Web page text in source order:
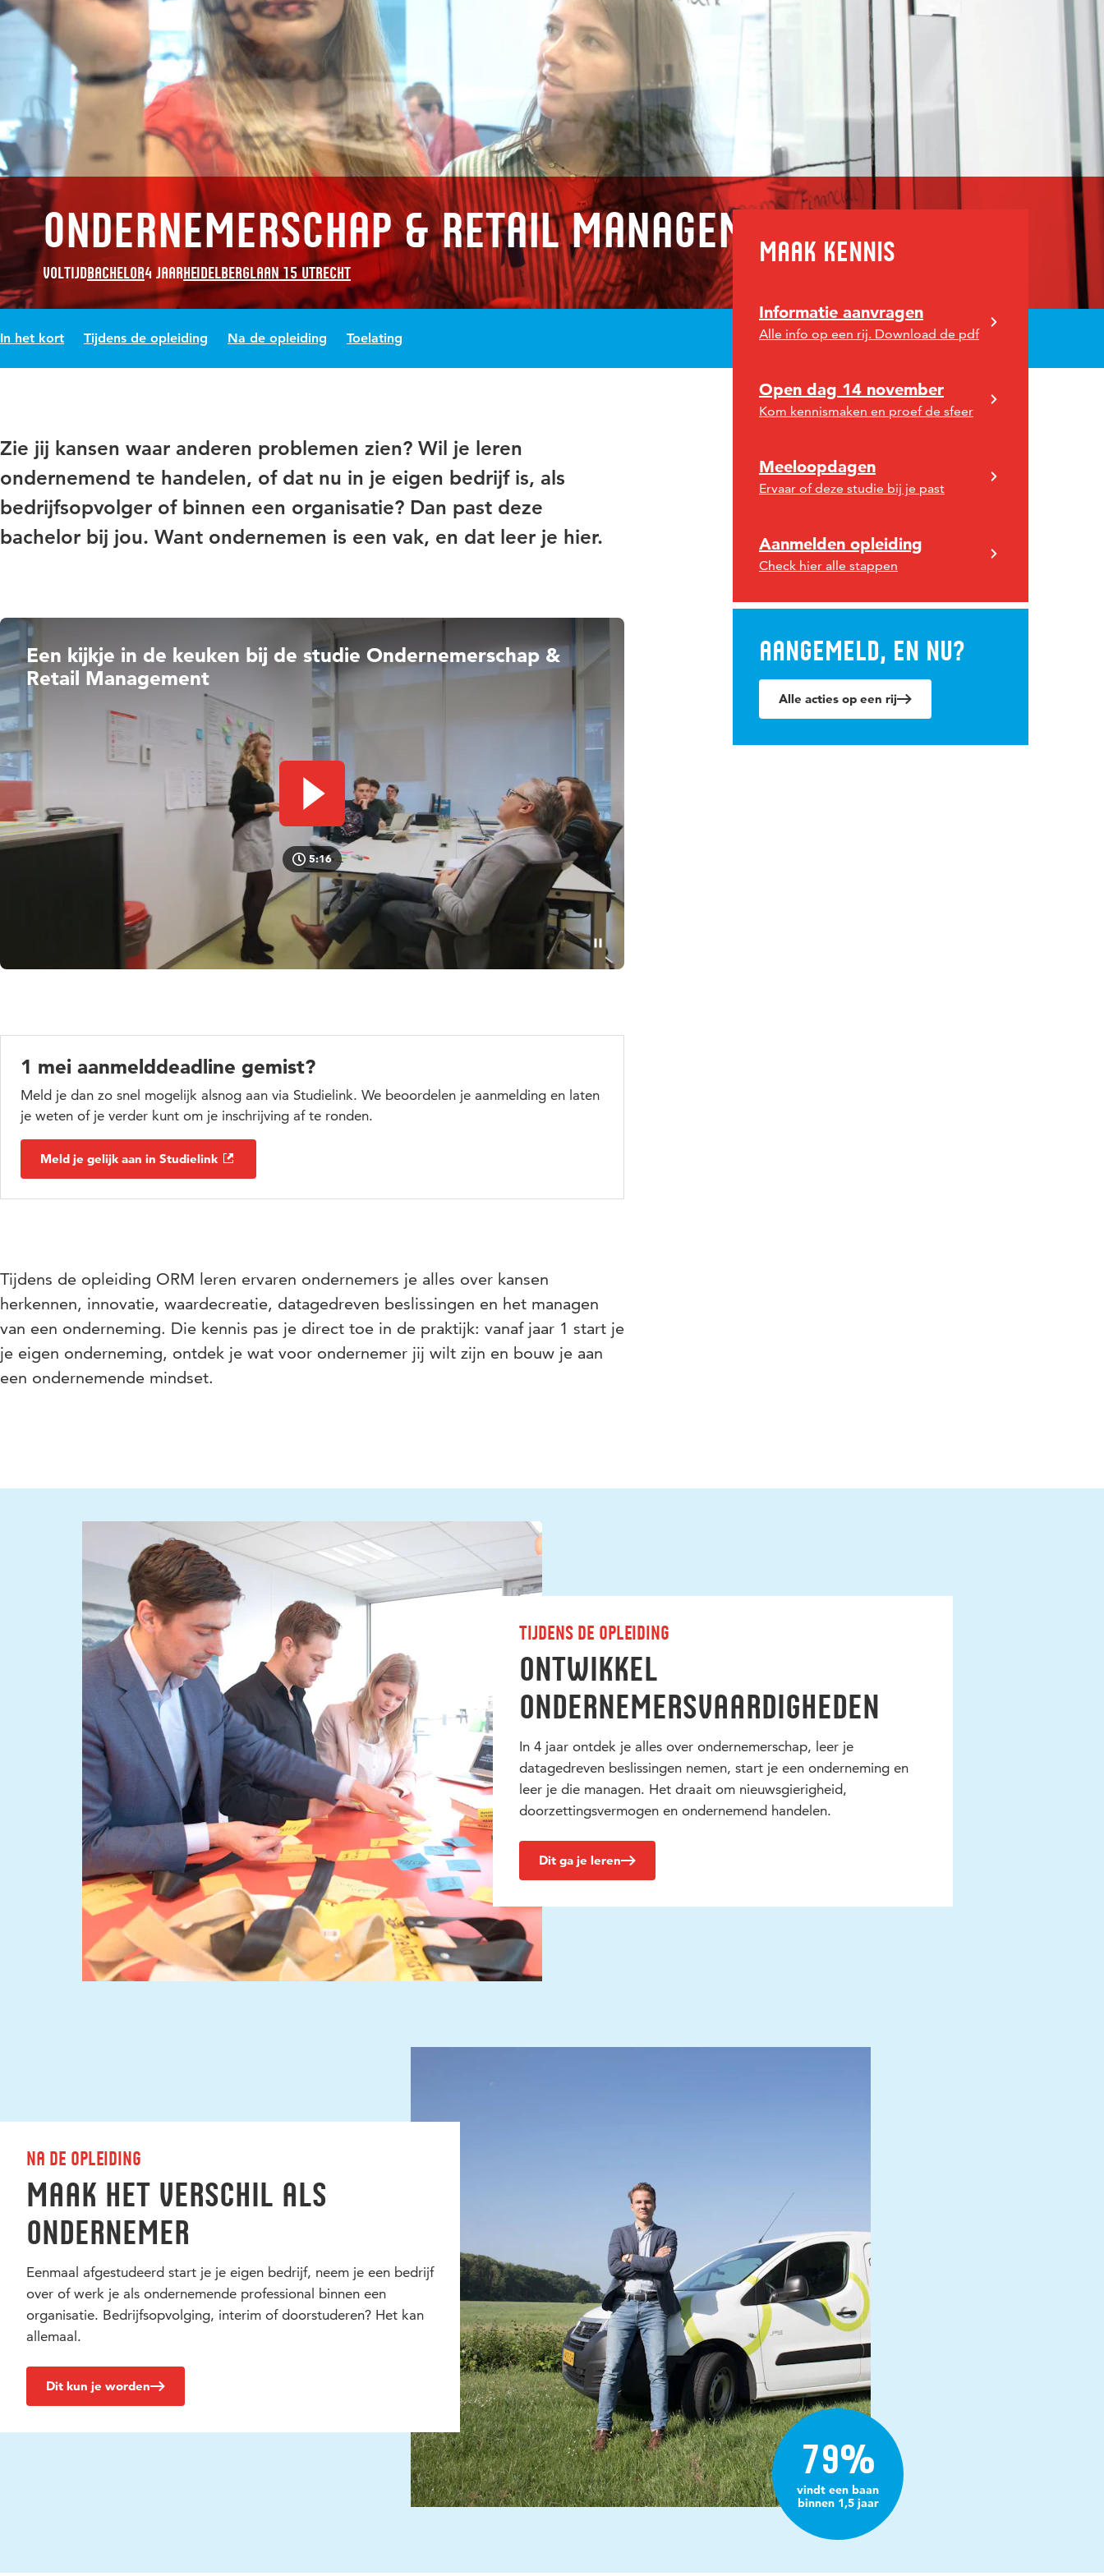
Ondernemerschap & Retail Management
VoltijdBachelor4 jaarHeidelberglaan 15 Utrecht
Maak kennis
Informatie aanvragen
Alle info op een rij. Download de pdf
Open dag 14 november
Kom kennismaken en proef de sfeer
Meeloopdagen
Ervaar of deze studie bij je past
Aanmelden opleiding
Check hier alle stappen
Aangemeld, en nu?
Alle acties op een rij
In het kort Tijdens de opleiding Na de opleiding Toelating
Zie jij kansen waar anderen problemen zien? Wil je leren
ondernemend te handelen, of dat nu in je eigen bedrijf is, als
bedrijfsopvolger of binnen een organisatie? Dan past deze
bachelor bij jou. Want ondernemen is een vak, en dat leer je hier.
Een kijkje in de keuken bij de studie Ondernemerschap &
Retail Management
Video afspelen
5:16
Pauzeren
1 mei aanmelddeadline gemist?
Meld je dan zo snel mogelijk alsnog aan via Studielink. We beoordelen je aanmelding en laten
je weten of je verder kunt om je inschrijving af te ronden.
Meld je gelijk aan in Studielink
Tijdens de opleiding ORM leren ervaren ondernemers je alles over kansen
herkennen, innovatie, waardecreatie, datagedreven beslissingen en het managen
van een onderneming. Die kennis pas je direct toe in de praktijk: vanaf jaar 1 start je
je eigen onderneming, ontdek je wat voor ondernemer jij wilt zijn en bouw je aan
een ondernemende mindset.
Tijdens de opleiding
Ontwikkel
ondernemersvaardigheden
In 4 jaar ontdek je alles over ondernemerschap, leer je
datagedreven beslissingen nemen, start je een onderneming en
leer je die managen. Het draait om nieuwsgierigheid,
doorzettingsvermogen en ondernemend handelen.
Dit ga je leren
79%
vindt een baan
binnen 1,5 jaar
Na de opleiding
Maak het verschil als
ondernemer
Eenmaal afgestudeerd start je je eigen bedrijf, neem je een bedrijf
over of werk je als ondernemende professional binnen een
organisatie. Bedrijfsopvolging, interim of doorstuderen? Het kan
allemaal.
Dit kun je worden